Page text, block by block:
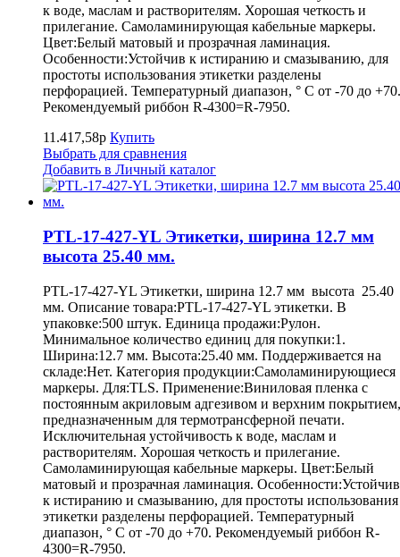
к воде, маслам и растворителям. Хорошая четкость и
прилегание. Самоламинирующая кабельные маркеры.
Цвет:Белый матовый и прозрачная ламинация.
Особенности:Устойчив к истиранию и смазыванию, для
простоты использования этикетки разделены
перфорацией. Температурный диапазон, ° С от -70 до +70.
Рекомендуемый риббон R-4300=R-7950.
11.417,58р Купить
Выбрать для сравнения
Добавить в Личный каталог
PTL-17-427-YL Этикетки, ширина 12.7 мм
высота 25.40 мм.
PTL-17-427-YL Этикетки, ширина 12.7 мм высота 25.40
мм. Описание товара:PTL-17-427-YL этикетки. В
упаковке:500 штук. Единица продажи:Рулон.
Минимальное количество единиц для покупки:1.
Ширина:12.7 мм. Высота:25.40 мм. Поддерживается на
складе:Нет. Категория продукции:Самоламинирующиеся
маркеры. Для:TLS. Применение:Виниловая пленка с
постоянным акриловым адгезивом и верхним покрытием,
предназначенным для термотрансферной печати.
Исключительная устойчивость к воде, маслам и
растворителям. Хорошая четкость и прилегание.
Самоламинирующая кабельные маркеры. Цвет:Белый
матовый и прозрачная ламинация. Особенности:Устойчив
к истиранию и смазыванию, для простоты использования
этикетки разделены перфорацией. Температурный
диапазон, ° С от -70 до +70. Рекомендуемый риббон R-
4300=R-7950.